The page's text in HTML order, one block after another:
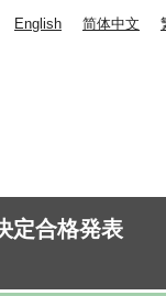
English 简体中文
定合格発表